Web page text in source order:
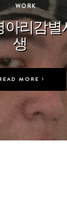
In WORK
아리감
생
MORE